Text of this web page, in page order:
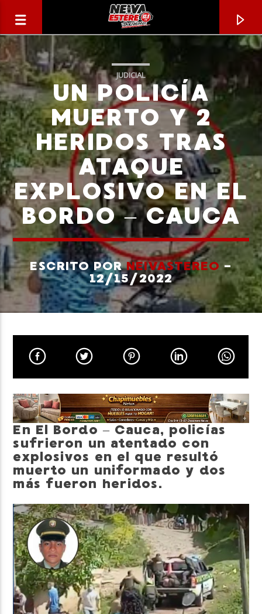
CANCIÓN ACTUAL
TÍTULO
ARTISTA
Neiva Estereo
JUDICIAL
UN POLICÍA
MUERTO Y 2
HERIDOS TRAS
ATAQUE
EXPLOSIVO EN EL
BORDO – CAUCA
ESCRITO PORNEIVASTEREO -
12/15/2022
En El Bordo – Cauca, policías
sufrieron un atentado con
explosivos en el que resultó
muerto un uniformado y dos
más fueron heridos.